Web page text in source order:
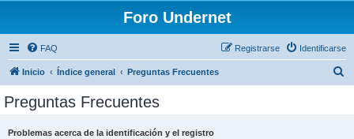
Foro Undernet
FAQ Identificarse
Registrarse
Inicio Índice general Preguntas Frecuentes
Preguntas Frecuentes
Problemas acerca de la identificación y el registro